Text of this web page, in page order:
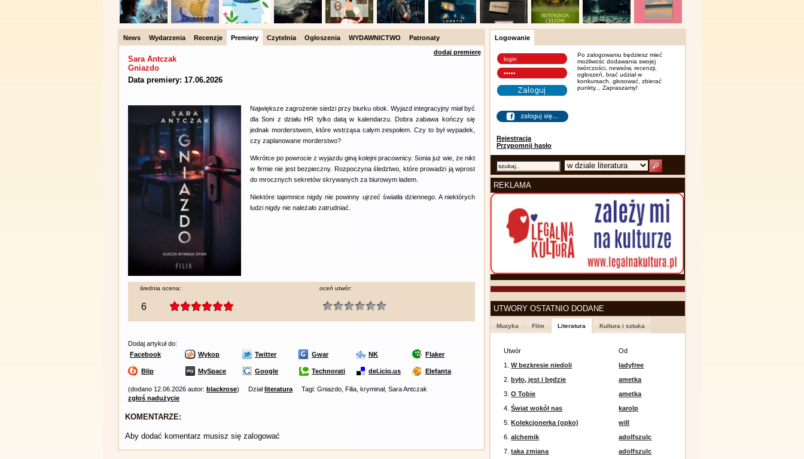
News Wydarzenia Recenzje Premiery Czytelnia Ogłoszenia WYDAWNICTWO
Patronaty
dodaj premierę
Sara Antczak
Gniazdo
Data premiery: 17.06.2026
Największe zagrożenie siedzi przy biurku obok. Wyjazd integracyjny miał być
dla Soni z działu HR tylko datą w kalendarzu. Dobra zabawa kończy się
jednak morderstwem, które wstrząsa całym zespołem. Czy to był wypadek,
czy zaplanowane morderstwo?
Wkrótce po powrocie z wyjazdu giną kolejni pracownicy. Sonia już wie, że nikt
w firmie nie jest bezpieczny. Rozpoczyna śledztwo, które prowadzi ją wprost
do mrocznych sekretów skrywanych za biurowym ładem.
Niektóre tajemnice nigdy nie powinny ujrzeć światła dziennego. A niektórych
ludzi nigdy nie należało zatrudniać.
średnia ocena:
6
oceń utwór:
Dodaj artykuł do:
Facebook
Wykop Twitter Gwar NK Flaker
Blip MySpace Google Technorati del.icio.us Elefanta
(dodano 12.06.2026 autor: blackrose) Działliteratura
Tagi: Gniazdo, Filia, kryminał, Sara Antczak
zgłoś nadużycie
KOMENTARZE:
Aby dodać komentarz musisz się zalogować
Logowanie
Rejestracja
Przypomnij hasło
Po zalogowaniu będziesz mieć
możliwośc dodawania swojej
twórczości, newsów, recenzji,
ogłoszeń, brać udział w
konkursach, głosować, zbierać
punkty... Zapraszamy!
REKLAMA
UTWORY OSTATNIO DODANE
Muzyka Film Literatura Kultura i sztuka
Utwór
Od
1.W bezkresie niedoli
ladyfree
2.było, jest i będzie
ametka
3.O Tobie
ametka
4.Świat wokół nas
karolp
5.Kolekcjonerka (opko)
will
6.alchemik
adolfszulc
7.taka zmiana
adolfszulc